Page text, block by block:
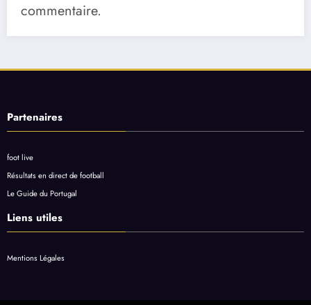
commentaire.
Partenaires
foot live
Résultats en direct de football
Le Guide du Portugal
Liens utiles
Mentions Légales